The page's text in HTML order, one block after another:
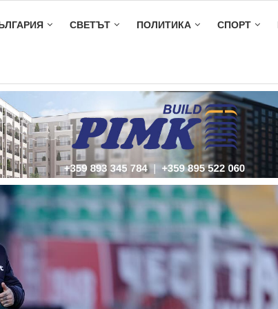
СВЕТЪТ ПОЛИТИКА СПОРТ